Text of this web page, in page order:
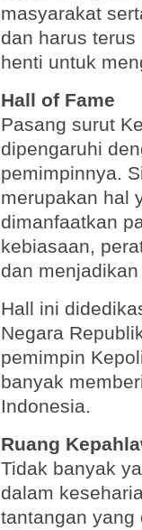
masyarakat
dan harus
henti untuk
Hall of Fame
Pasang surut
dipengaruhi
pemimpinnya.
merupakan hal
dimanfaatkan
kebiasaan,
dan
Hall ini
Negara
pemimpin
banyak
Indonesia.
Ruang
Tidak banyak
dalam
tantangan yang